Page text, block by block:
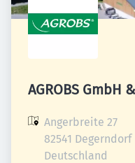
AGROBS GmbH
Angerbreite 27
82541 Degerndorf
Deutschland